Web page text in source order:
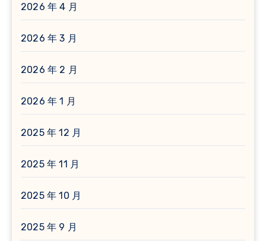
2026 年 4 月
2026 年 3 月
2026 年 2 月
2026 年 1 月
2025 年 12 月
2025 年 11 月
2025 年 10 月
2025 年 9 月